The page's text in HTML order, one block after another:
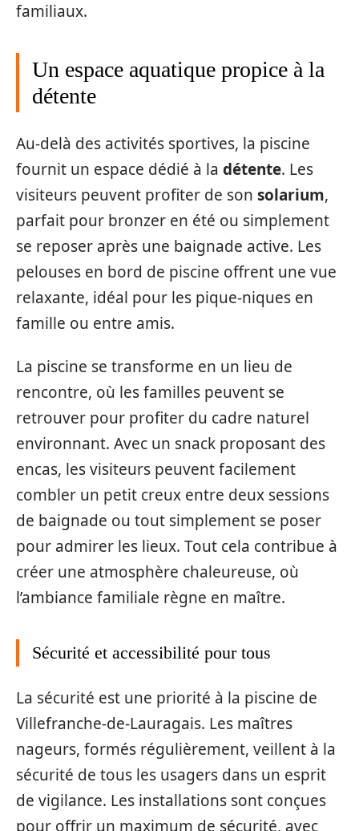
familiaux.
Un espace aquatique propice à la
détente
Au-delà des activités sportives, la piscine
fournit un espace dédié à la détente. Les
visiteurs peuvent profiter de son solarium,
parfait pour bronzer en été ou simplement
se reposer après une baignade active. Les
pelouses en bord de piscine offrent une vue
relaxante, idéal pour les pique-niques en
famille ou entre amis.
La piscine se transforme en un lieu de
rencontre, où les familles peuvent se
retrouver pour profiter du cadre naturel
environnant. Avec un snack proposant des
encas, les visiteurs peuvent facilement
combler un petit creux entre deux sessions
de baignade ou tout simplement se poser
pour admirer les lieux. Tout cela contribue à
créer une atmosphère chaleureuse, où
l’ambiance familiale règne en maître.
Sécurité et accessibilité pour tous
La sécurité est une priorité à la piscine de
Villefranche-de-Lauragais. Les maîtres
nageurs, formés régulièrement, veillent à la
sécurité de tous les usagers dans un esprit
de vigilance. Les installations sont conçues
pour offrir un maximum de sécurité, avec